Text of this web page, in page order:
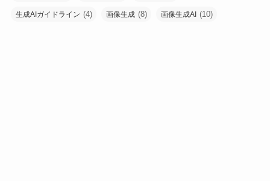
生成AIガイドライン (4) 画像生成 (8) 画像生成AI (10)